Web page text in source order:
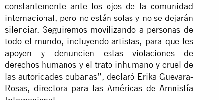
constantemente ante los ojos de la comunidad
internacional, pero no están solas y no se dejarán
silenciar. Seguiremos movilizando a personas de
todo el mundo, incluyendo artistas, para que les
apoyen y denuncien estas violaciones de
derechos humanos y el trato inhumano y cruel de
las autoridades cubanas”, declaró Erika Guevara-
Rosas, directora para las Américas de Amnistía